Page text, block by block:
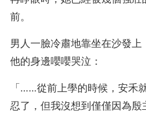
前。
男人一臉冷肅地靠坐在沙發
他的身邊嚶嚶哭泣：
「……從前上學的時候，安禾
忍了，但我沒想到僅僅因為殷